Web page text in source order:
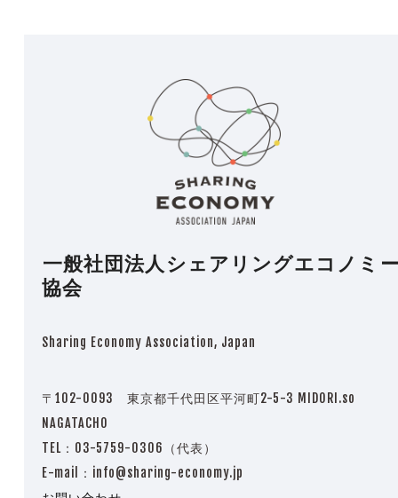
一般社団法人シェアリングエコノミ
協会
Sharing Economy Association, Japan
〒102-0093 東京都千代田区平河町2-5-3 MIDORI.so
NAGATACHO
TEL：03-5759-0306（代表）
E-mail：info@sharing-economy.jp